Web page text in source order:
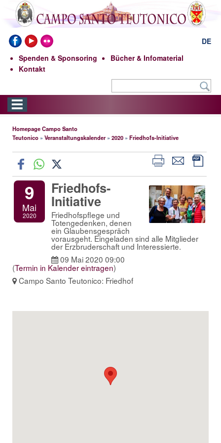
DE
Spenden & Sponsoring
Bücher & Infomaterial
Kontakt
Homepage Campo Santo
Teutonico » Veranstaltungskalender» 2020 » Friedhofs-Initiative
9
Mai
2020
Friedhofs-
Initiative
Friedhofspflege und
Totengedenken, denen
ein Glaubensgespräch
vorausgeht. Eingeladen sind alle Mitglieder
der Erzbruderschaft und Interessierte.
09 Mai 2020 09:00
(Termin in Kalender eintragen)
Campo Santo Teutonico: Friedhof